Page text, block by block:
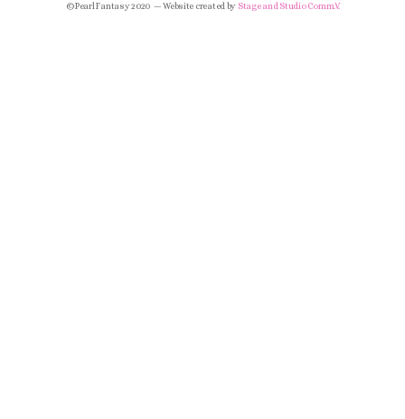
© Pearl Fantasy 2020 — Website created by Stage and Studio Comm.V.